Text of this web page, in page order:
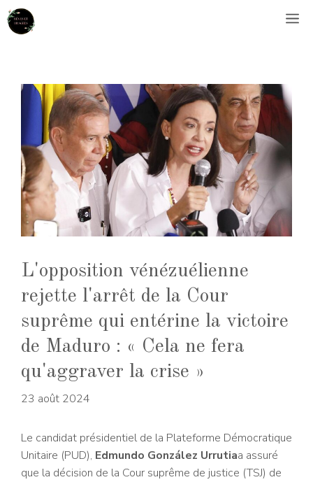
Aller
au
L'opposition vénézuélienne
rejette l'arrêt de la Cour
suprême qui entérine la victoire
de Maduro : « Cela ne fera
qu'aggraver la crise »
23 août 2024
Le candidat présidentiel de la Plateforme Démocratique
Unitaire (PUD), Edmundo González Urrutiaa assuré
que la décision de la Cour suprême de justice (TSJ) de